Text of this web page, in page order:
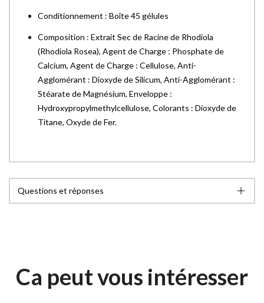
Conditionnement : Boîte 45 gélules
Composition : Extrait Sec de Racine de Rhodiola
(Rhodiola Rosea), Agent de Charge : Phosphate de
Calcium, Agent de Charge : Cellulose, Anti-
Agglomérant : Dioxyde de Silicum, Anti-Agglomérant :
Stéarate de Magnésium, Enveloppe :
Hydroxypropylmethylcellulose, Colorants : Dioxyde de
Titane, Oxyde de Fer.
Questions et réponses
Ca peut vous intéresser